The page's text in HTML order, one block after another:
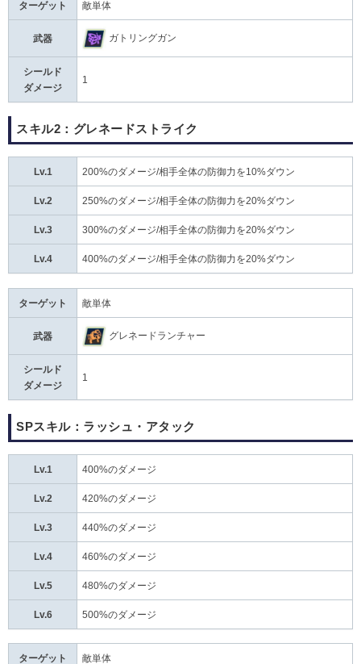
ターゲット 敵単体
武器 ガトリングガン
シールド
ダメージ
1
スキル2：グレネードストライク
Lv.1 200%のダメージ/相手全体の防御力を10%ダウン
Lv.2 250%のダメージ/相手全体の防御力を20%ダウン
Lv.3 300%のダメージ/相手全体の防御力を20%ダウン
Lv.4 400%のダメージ/相手全体の防御力を20%ダウン
ターゲット 敵単体
武器 グレネードランチャー
シールド
ダメージ
1
SPスキル：ラッシュ・アタック
Lv.1 400%のダメージ
Lv.2 420%のダメージ
Lv.3 440%のダメージ
Lv.4 460%のダメージ
Lv.5 480%のダメージ
Lv.6 500%のダメージ
ターゲット 敵単体